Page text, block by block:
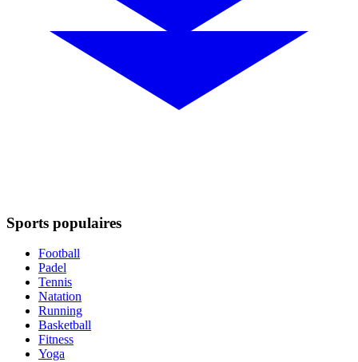
Sports populaires
Football
Padel
Tennis
Natation
Running
Basketball
Fitness
Yoga